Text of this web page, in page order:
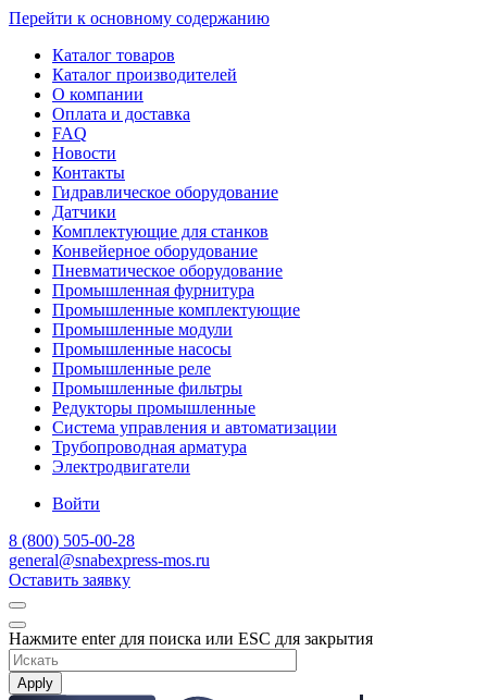
Перейти к основному содержанию
Каталог товаров
Каталог производителей
О компании
Оплата и доставка
FAQ
Новости
Контакты
Гидравлическое оборудование
Датчики
Комплектующие для станков
Конвейерное оборудование
Пневматическое оборудование
Промышленная фурнитура
Промышленные комплектующие
Промышленные модули
Промышленные насосы
Промышленные реле
Промышленные фильтры
Редукторы промышленные
Система управления и автоматизации
Трубопроводная арматура
Электродвигатели
Войти
8 (800) 505-00-28
general@snabexpress-mos.ru
Оставить заявку
Нажмите enter для поиска или ESC для закрытия
Apply